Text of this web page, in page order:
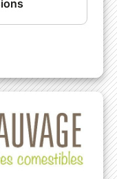
formes que
de
plantes